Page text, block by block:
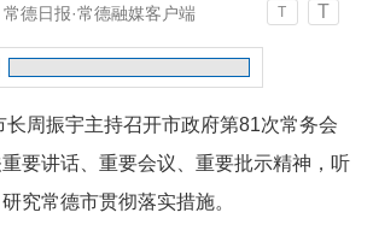
常德日报·常德融媒客户端 T T
长周振宇主持召开市政府第81次常务会
要讲话、重要会议、重要批示精神，听
究常德市贯彻落实措施。